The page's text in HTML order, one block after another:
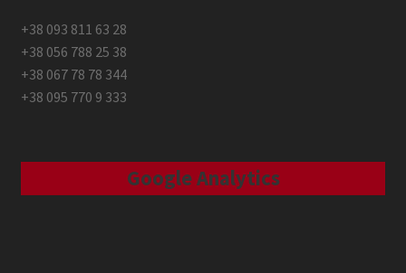
+38 093 811 63 28
+38 056 788 25 38
+38 067 78 78 344
+38 095 770 9 333
Google Analytics